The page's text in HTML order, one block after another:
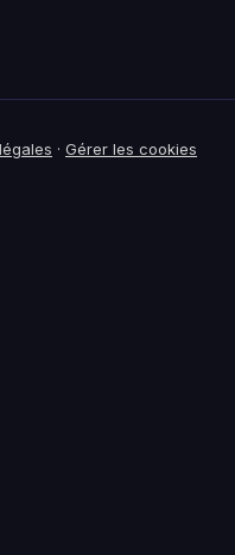
· Gérer les cookies